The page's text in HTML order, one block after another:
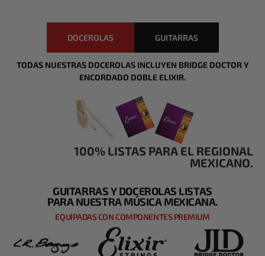
DOCEROLAS GUITARRAS
TODAS NUESTRAS DOCEROLAS INCLUYEN BRIDGE DOCTOR Y
ENCORDADO DOBLE ELIXIR.
100% LISTAS PARA EL REGIONAL
MEXICANO.
GUITARRAS Y DOCEROLAS LISTAS
PARA NUESTRA MÚSICA MEXICANA.
EQUIPADAS CON COMPONENTES PREMIUM